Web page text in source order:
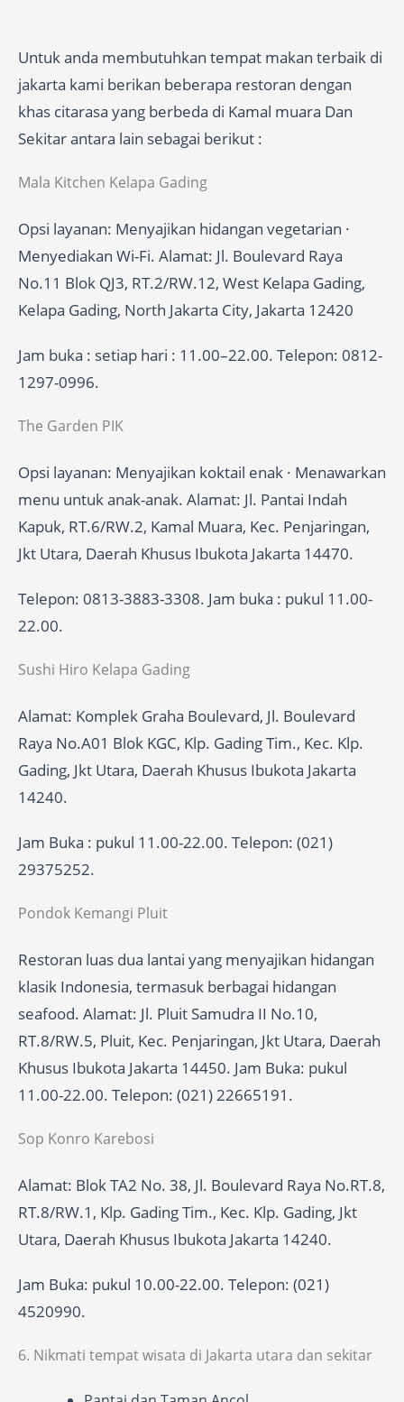
Untuk anda membutuhkan tempat makan terbaik di
jakarta kami berikan beberapa restoran dengan
khas citarasa yang berbeda di Kamal muara Dan
Sekitar antara lain sebagai berikut :
Mala Kitchen Kelapa Gading
Opsi layanan: Menyajikan hidangan vegetarian ·
Menyediakan Wi-Fi. Alamat: Jl. Boulevard Raya
No.11 Blok QJ3, RT.2/RW.12, West Kelapa Gading,
Kelapa Gading, North Jakarta City, Jakarta 12420
Jam buka : setiap hari : 11.00–22.00. Telepon: 0812-
1297-0996.
The Garden PIK
Opsi layanan: Menyajikan koktail enak · Menawarkan
menu untuk anak-anak. Alamat: Jl. Pantai Indah
Kapuk, RT.6/RW.2, Kamal Muara, Kec. Penjaringan,
Jkt Utara, Daerah Khusus Ibukota Jakarta 14470.
Telepon: 0813-3883-3308. Jam buka : pukul 11.00-
22.00.
Sushi Hiro Kelapa Gading
Alamat: Komplek Graha Boulevard, Jl. Boulevard
Raya No.A01 Blok KGC, Klp. Gading Tim., Kec. Klp.
Gading, Jkt Utara, Daerah Khusus Ibukota Jakarta
14240.
Jam Buka : pukul 11.00-22.00. Telepon: (021)
29375252.
Pondok Kemangi Pluit
Restoran luas dua lantai yang menyajikan hidangan
klasik Indonesia, termasuk berbagai hidangan
seafood. Alamat: Jl. Pluit Samudra II No.10,
RT.8/RW.5, Pluit, Kec. Penjaringan, Jkt Utara, Daerah
Khusus Ibukota Jakarta 14450. Jam Buka: pukul
11.00-22.00. Telepon: (021) 22665191.
Sop Konro Karebosi
Alamat: Blok TA2 No. 38, Jl. Boulevard Raya No.RT.8,
RT.8/RW.1, Klp. Gading Tim., Kec. Klp. Gading, Jkt
Utara, Daerah Khusus Ibukota Jakarta 14240.
Jam Buka: pukul 10.00-22.00. Telepon: (021)
4520990.
6. Nikmati tempat wisata di Jakarta utara dan sekitar